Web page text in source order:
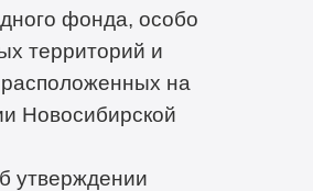
фонда, особо
территорий и
на
Новосибирской